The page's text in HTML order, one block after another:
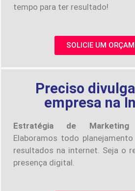
tempo para ter resultado!
SOLICIE UM
Preciso
empresa na
Estratégia de
Elaboramos todo
resultados na internet. Seja o
presença digital.